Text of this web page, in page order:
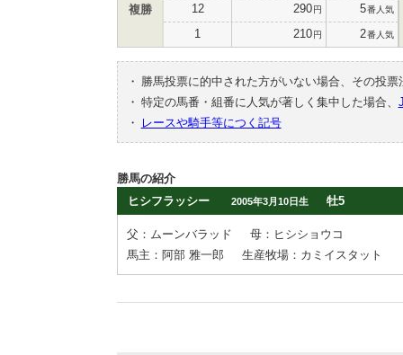
複勝 12 290円 5番人気
1 210円 2番人気
・
勝馬投票に的中された方がいない場合、その投
・ 特定の馬番・組番に人気が著しく集中した場合、
・
レースや騎手等につく記号
勝馬の紹介
ヒシフラッシー
2005年3月10日生 牡5
父：ムーンバラッド
母：ヒシショウコ
馬主：阿部 雅一郎
生産牧場：カミイスタット